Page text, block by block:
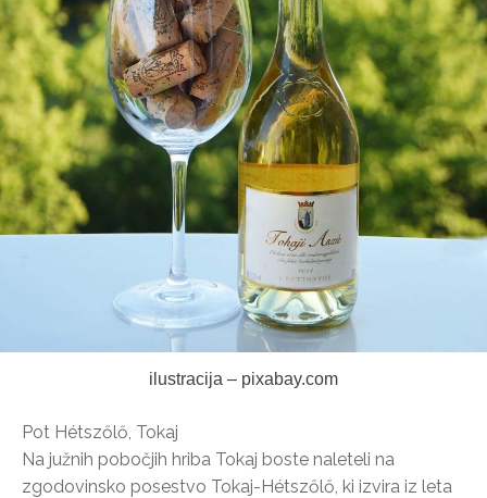
ilustracija – pixabay.com
Pot Hétszőlő, Tokaj
Na južnih pobočjih hriba Tokaj boste naleteli na
zgodovinsko posestvo Tokaj-Hétszőlő, ki izvira iz leta